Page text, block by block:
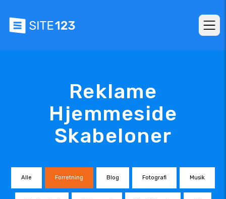
Reklame
Hjemmeside
Skabeloner
Alle Forretning Blog Fotografi Musik